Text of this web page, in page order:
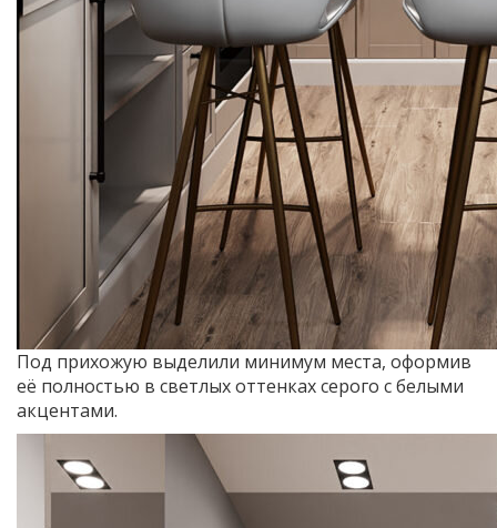
Под прихожую выделили минимум места, оформив
её полностью в светлых оттенках серого с белыми
акцентами.